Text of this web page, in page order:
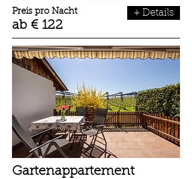
+ Details
Preis pro Nacht
ab € 122
Gartenappartement